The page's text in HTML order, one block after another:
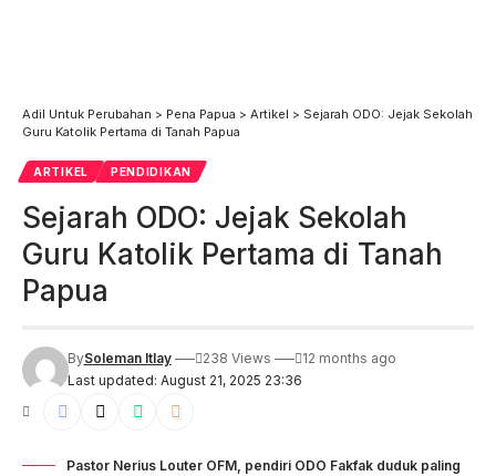
Adil Untuk Perubahan > Pena Papua > Artikel > Sejarah ODO: Jejak Sekolah
Guru Katolik Pertama di Tanah Papua
ARTIKEL PENDIDIKAN
Sejarah ODO: Jejak Sekolah
Guru Katolik Pertama di Tanah
Papua
Last updated: August 21, 2025 23:36
BySoleman Itlay 238 Views 12 months ago
Pastor Nerius Louter OFM, pendiri ODO Fakfak duduk paling